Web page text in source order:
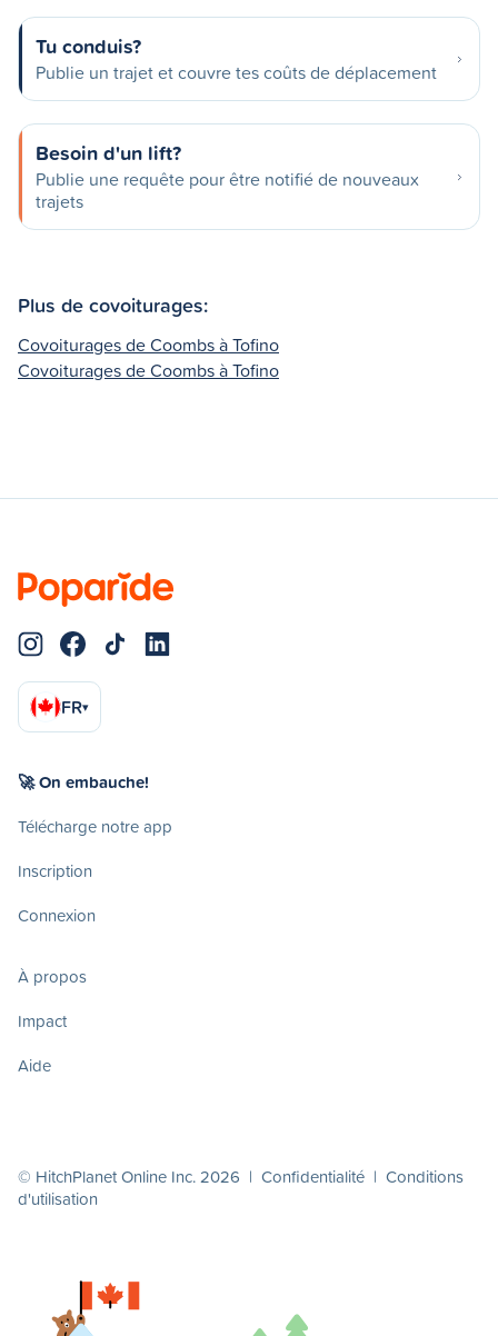
Tu conduis?
Publie un trajet et couvre tes coûts de déplacement
Besoin d'un lift?
Publie une requête pour être notifié de nouveaux
trajets
Plus de covoiturages:
Covoiturages de Coombs à Tofino
Covoiturages de Coombs à Tofino
FR▾
🚀 On embauche!
Télécharge notre app
Inscription
Connexion
À propos
Impact
Aide
© HitchPlanet Online Inc. 2026 | Confidentialité | Conditions
d'utilisation